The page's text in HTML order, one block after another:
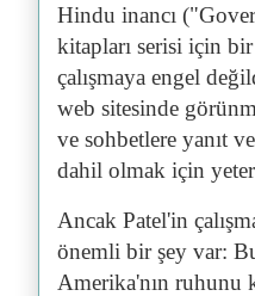
Hindu inancı
kitapları serisi için
çalışmaya engel
web sitesinde
ve sohbetlere yanıt
dahil olmak için
Ancak Patel'in
önemli bir şey var:
Amerika'nın ruhunu